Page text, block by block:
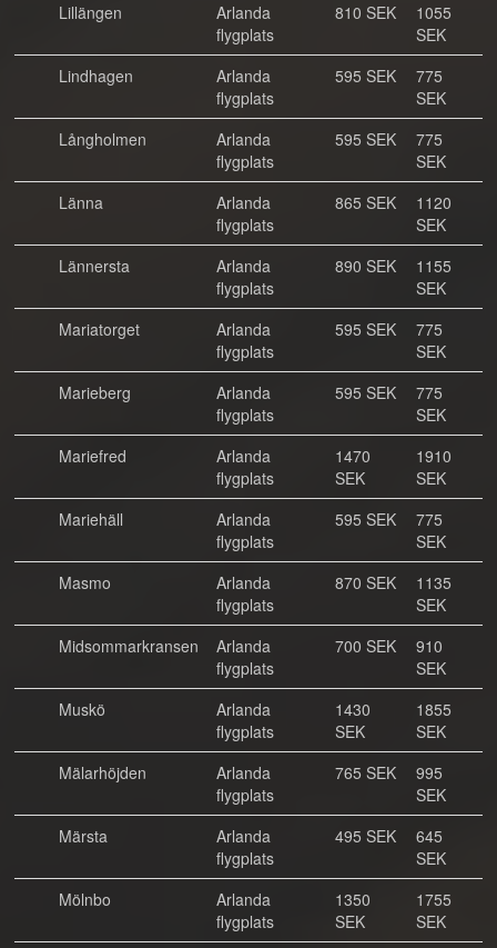
Lillängen
Arlanda
flygplats
810 SEK
1055
SEK
Lindhagen
Arlanda
flygplats
595 SEK
775
SEK
Långholmen
Arlanda
flygplats
595 SEK
775
SEK
Länna
Arlanda
flygplats
865 SEK
1120
SEK
Lännersta
Arlanda
flygplats
890 SEK
1155
SEK
Mariatorget
Arlanda
flygplats
595 SEK
775
SEK
Marieberg
Arlanda
flygplats
595 SEK
775
SEK
Mariefred
Arlanda
flygplats
1470
SEK
1910
SEK
Mariehäll
Arlanda
flygplats
595 SEK
775
SEK
Masmo
Arlanda
flygplats
870 SEK
1135
SEK
Midsommarkransen
Arlanda
flygplats
700 SEK
910
SEK
Muskö
Arlanda
flygplats
1430
SEK
1855
SEK
Mälarhöjden
Arlanda
flygplats
765 SEK
995
SEK
Märsta
Arlanda
flygplats
495 SEK
645
SEK
Mölnbo
Arlanda
flygplats
1350
SEK
1755
SEK